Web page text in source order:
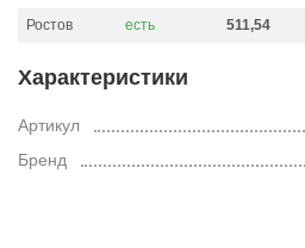
Характеристики
Артикул
Бренд
Ростов есть 511,54